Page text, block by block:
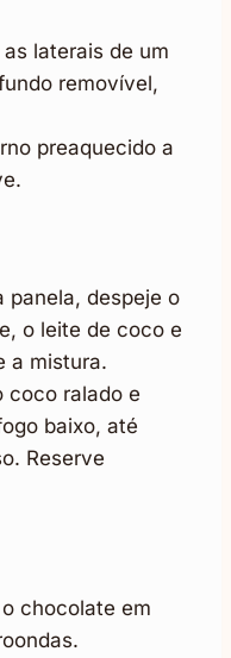
laterais de um
removível,
preaquecido a
panela, despeje o
o leite de coco e
a mistura.
coco ralado e
baixo, até
Reserve
chocolate em